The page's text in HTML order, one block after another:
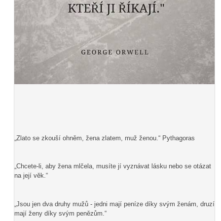
„Zlato se zkouší ohněm, žena zlatem, muž ženou.“ Pythagoras
„Chcete-li, aby žena mlčela, musíte jí vyznávat lásku nebo se otázat
na její věk.“
„Jsou jen dva druhy mužů - jedni mají peníze díky svým ženám, druzí
mají ženy díky svým penězům.“